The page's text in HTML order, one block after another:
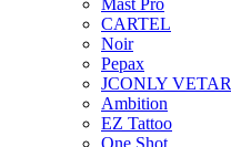
Mast Pro
CARTEL
Noir
Pepax
JCONLY VETAR
Ambition
EZ Tattoo
One Shot